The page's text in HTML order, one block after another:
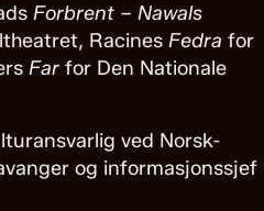
Forbrent – Nawals
Racines Fedra for
Far for Den Nationale
ved Norsk-
og informasjonssjef